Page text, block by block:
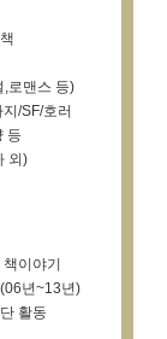
,로맨스 등)
/SF/호러
등
외)
책이야기
년~13년)
활동